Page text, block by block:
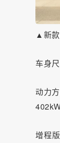
▲新
车身
动力
增程